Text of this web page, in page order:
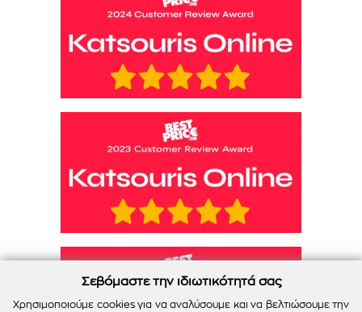
Σεβόμαστε την ιδιωτικότητά σας
Χρησιμοποιούμε cookies για να αναλύσουμε και να βελτιώσουμε την